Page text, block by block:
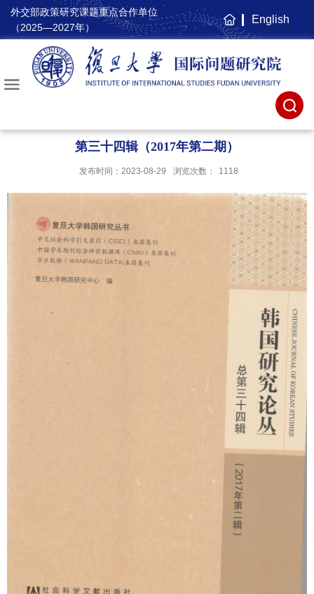
外交部政策研究课题重点合作单位
（2025—2027年）
主
页
English
第三十四辑（2017年第二期）
发布时间：2023-08-29 浏览次数： 1118